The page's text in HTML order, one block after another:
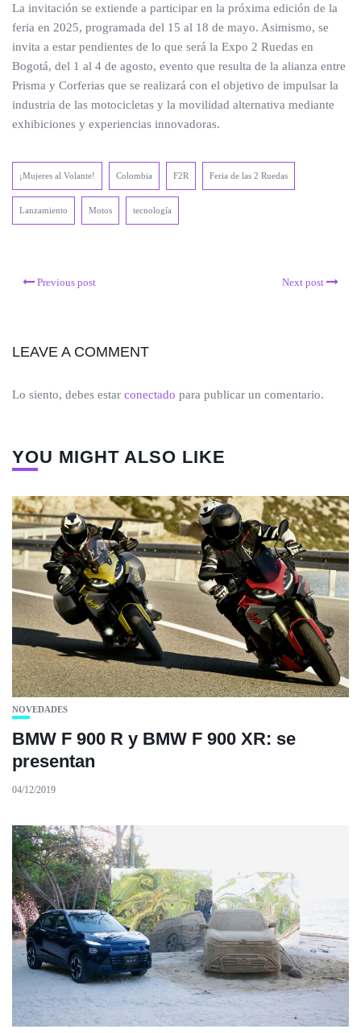
La invitación se extiende a participar en la próxima edición de la
feria en 2025, programada del 15 al 18 de mayo. Asimismo, se
invita a estar pendientes de lo que será la Expo 2 Ruedas en
Bogotá, del 1 al 4 de agosto, evento que resulta de la alianza entre
Prisma y Corferias que se realizará con el objetivo de impulsar la
industria de las motocicletas y la movilidad alternativa mediante
exhibiciones y experiencias innovadoras.
¡Mujeres al Volante! Colombia F2R Feria de las 2 Ruedas
Lanzamiento Motos tecnología
Previous post Next post
LEAVE A COMMENT
Lo siento, debes estar conectado para publicar un comentario.
YOU MIGHT ALSO LIKE
NOVEDADES
BMW F 900 R y BMW F 900 XR: se
presentan
04/12/2019